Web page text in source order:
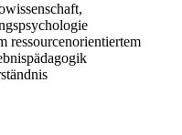
ressourcenorientiertem